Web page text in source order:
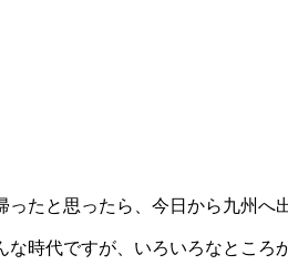
ったと思ったら、今日から九州へ
な時代ですが、いろいろなところ